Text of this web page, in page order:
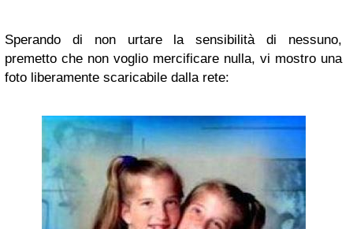
Sperando di non urtare la sensibilità di nessuno,
premetto che non voglio mercificare nulla, vi mostro una
foto liberamente scaricabile dalla rete: